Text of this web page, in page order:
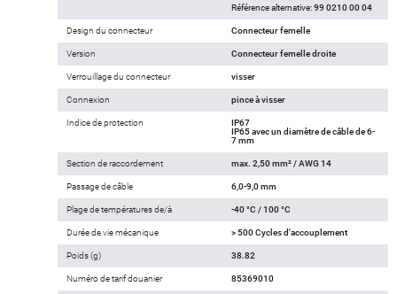
Référence alternative:99 0210 00 04
Design du connecteur Connecteur femelle
Version Connecteur femelle droite
Verrouillage du connecteur visser
Connexion pince à visser
Indice de protection
IP67
IP65 avec un diamètre de câble de 6-
7 mm
Section de raccordement max. 2,50 mm² / AWG 14
Passage de câble 6,0-9,0 mm
Plage de températures de/à -40 °C / 100 °C
Durée de vie mécanique > 500 Cycles d'accouplement
Poids (g) 38.82
Numéro de tarif douanier 85369010